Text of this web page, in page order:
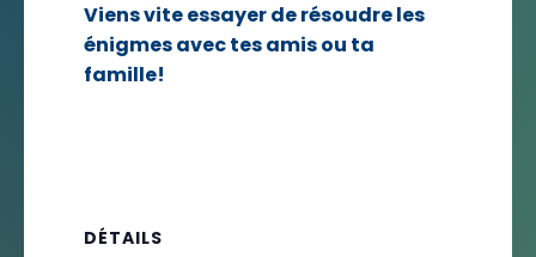
Viens vite essayer de résoudre les
énigmes avec tes amis ou ta
famille!
DÉTAILS